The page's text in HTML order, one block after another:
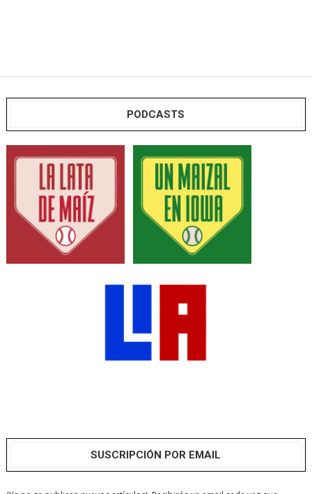
PODCASTS
SUSCRIPCIÓN POR EMAIL